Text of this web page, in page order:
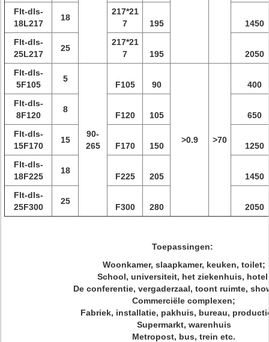
Flt-dls-
18L217
18
217*21
7
195
1450
Flt-dls-
25L217
25
217*21
7
195
2050
Flt-dls-
5F105
5
90-
265
F105 90
>0.9 >70
400
Flt-dls-
8F120
8
F120 105
650
Flt-dls-
15F170
15
F170 150
1250
Flt-dls-
18F225
18
F225 205
1450
Flt-dls-
25F300
25
F300 280 2050
Toepassingen:
Woonkamer, slaapkamer, keuken, toilet;
School, universiteit, het ziekenhuis,
De conferentie, vergaderzaal, toont ruimte,
Commerciële complexen;
Fabriek, installatie, pakhuis, bureau,
Supermarkt, warenhuis
Metropost, bus, trein etc.